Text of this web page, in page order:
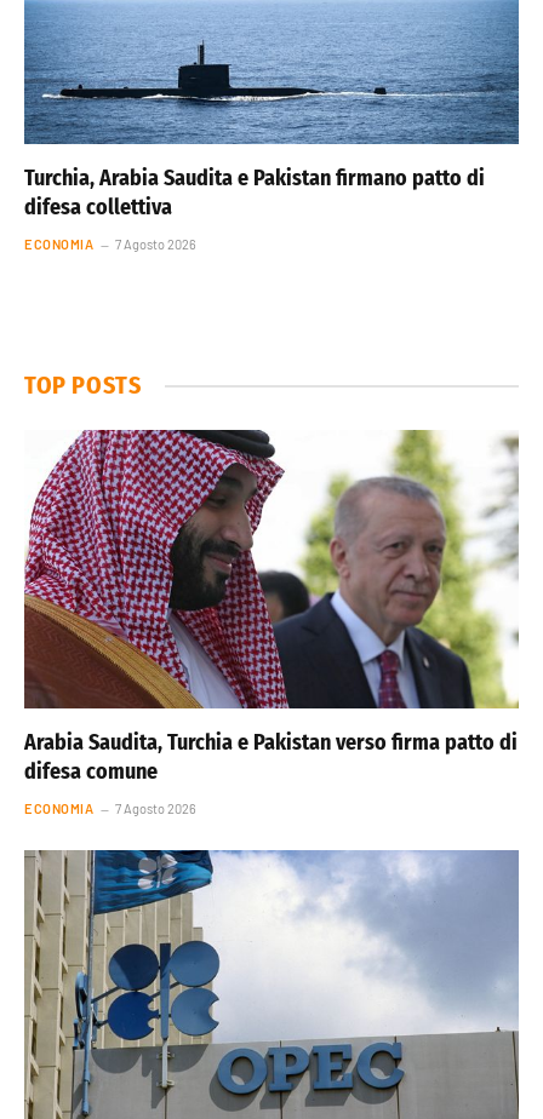
Turchia, Arabia Saudita e Pakistan firmano patto di
difesa collettiva
ECONOMIA 7 Agosto 2026
TOP POSTS
Arabia Saudita, Turchia e Pakistan verso firma patto di
difesa comune
ECONOMIA 7 Agosto 2026